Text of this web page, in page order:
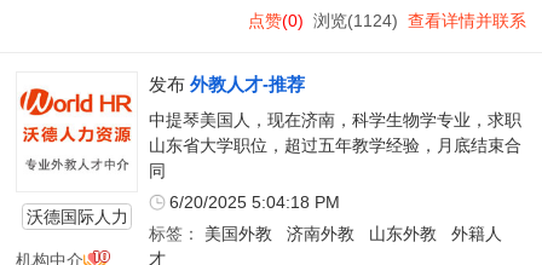
点赞(0) 浏览(1124) 查看详情并联系
沃德国际人力
机构中介
发布 外教人才-推荐
中提琴美国人，现在济南，科学生物学专业，求职
山东省大学职位，超过五年教学经验，月底结束合
同
6/20/2025 5:04:18 PM
标签： 美国外教 济南外教 山东外教
外籍人
才